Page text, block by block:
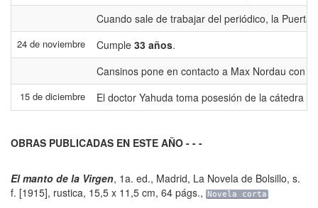
Cuando sale de trabajar del periódico, la
24 de noviembre Cumple 33 años.
Cansinos pone en contacto a Max Nordau con
15 de diciembre El doctor Yahuda toma posesión de la cátedra
OBRAS PUBLICADAS EN ESTE AÑO - - -
El manto de la Virgen, 1a. ed., Madrid, La Novela de Bolsillo, s.
f. [1915], rustica, 15,5 x 11,5 cm, 64 págs., Novela corta